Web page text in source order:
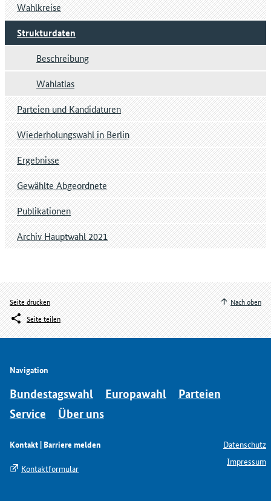
Wahlkreise
Strukturdaten
Beschreibung
Wahlatlas
Parteien und Kandidaturen
Wiederholungswahl in Berlin
Ergebnisse
Gewählte Abgeordnete
Publikationen
Archiv Hauptwahl 2021
Seite drucken
Seite teilen
Nach oben
Navigation
Bundestagswahl Europawahl
Parteien
Service
Über uns
Kontakt | Barriere melden
Kontaktformular
Datenschutz
Impressum